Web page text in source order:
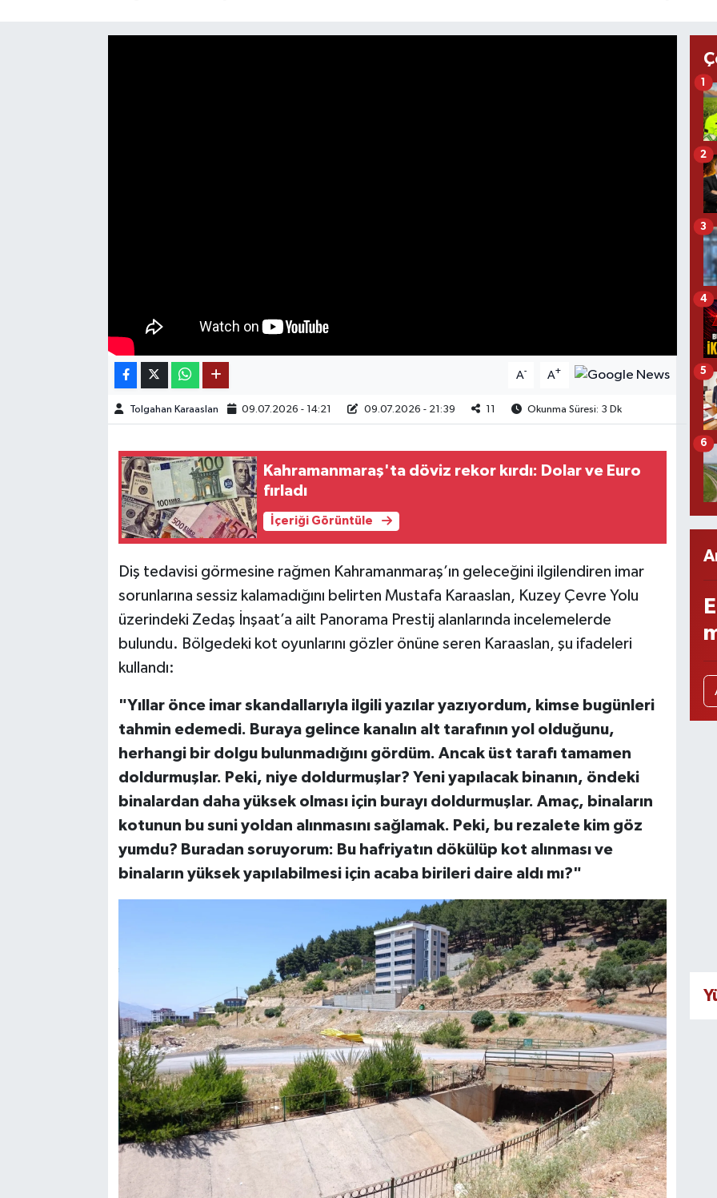
A- A+
Tolgahan Karaaslan 09.07.2026 - 14:21 09.07.2026 - 21:39 11 Okunma Süresi: 3 Dk
Kahramanmaraş'ta döviz rekor kırdı: Dolar ve Euro
fırladı
İçeriği Görüntüle
Diş tedavisi görmesine rağmen Kahramanmaraş’ın geleceğini ilgilendiren imar
sorunlarına sessiz kalamadığını belirten Mustafa Karaaslan, Kuzey Çevre Yolu
üzerindeki Zedaş İnşaat’a ailt Panorama Prestij alanlarında incelemelerde
bulundu. Bölgedeki kot oyunlarını gözler önüne seren Karaaslan, şu ifadeleri
kullandı:
"Yıllar önce imar skandallarıyla ilgili yazılar yazıyordum, kimse bugünleri
tahmin edemedi. Buraya gelince kanalın alt tarafının yol olduğunu,
herhangi bir dolgu bulunmadığını gördüm. Ancak üst tarafı tamamen
doldurmuşlar. Peki, niye doldurmuşlar? Yeni yapılacak binanın, öndeki
binalardan daha yüksek olması için burayı doldurmuşlar. Amaç, binaların
kotunun bu suni yoldan alınmasını sağlamak. Peki, bu rezalete kim göz
yumdu? Buradan soruyorum: Bu hafriyatın dökülüp kot alınması ve
binaların yüksek yapılabilmesi için acaba birileri daire aldı mı?"
1
2
3
4
5
6
OTOMOTİV
KÜLTÜR SANAT